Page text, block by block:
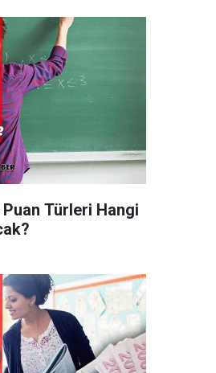
Puan Türleri Hangi